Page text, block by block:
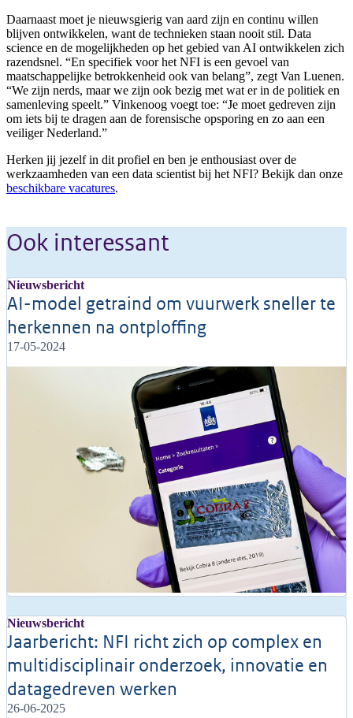
Daarnaast moet je nieuwsgierig van aard zijn en continu willen
blijven ontwikkelen, want de technieken staan nooit stil. Data
science en de mogelijkheden op het gebied van AI ontwikkelen zich
razendsnel. “En specifiek voor het NFI is een gevoel van
maatschappelijke betrokkenheid ook van belang”, zegt Van Luenen.
“We zijn nerds, maar we zijn ook bezig met wat er in de politiek en
samenleving speelt.” Vinkenoog voegt toe: “Je moet gedreven zijn
om iets bij te dragen aan de forensische opsporing en zo aan een
veiliger Nederland.”
Herken jij jezelf in dit profiel en ben je enthousiast over de
werkzaamheden van een data scientist bij het NFI? Bekijk dan onze
beschikbare vacatures.
Ook interessant
Nieuwsbericht
AI-model getraind om vuurwerk sneller te
herkennen na ontploffing
17-05-2024
Nieuwsbericht
Jaarbericht: NFI richt zich op complex en
multidisciplinair onderzoek, innovatie en
datagedreven werken
26-06-2025